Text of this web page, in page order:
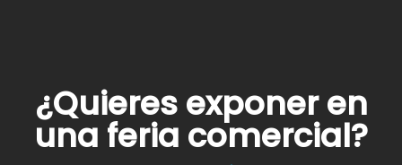
¿Quieres exponer en
una feria comercial?